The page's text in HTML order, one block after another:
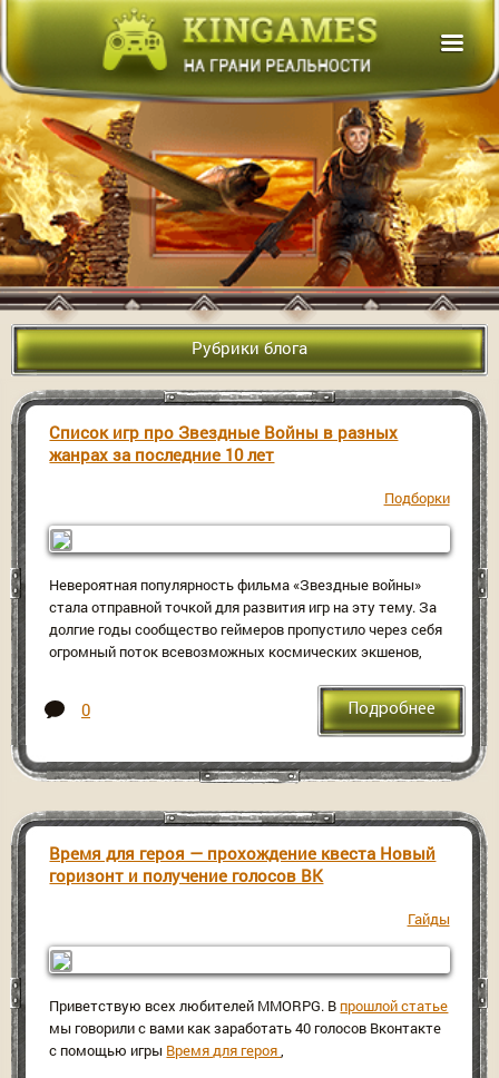
Рубрики блога
Список игр про Звездные Войны в разных
жанрах за последние 10 лет
Подборки
Невероятная популярность фильма «Звездные войны»
стала отправной точкой для развития игр на эту тему. За
долгие годы сообщество геймеров пропустило через себя
огромный поток всевозможных космических экшенов,
0 Подробнее
Время для героя — прохождение квеста Новый
горизонт и получение голосов ВК
Гайды
Приветствую всех любителей MMORPG. Впрошлой статье
мы говорили с вами как заработать 40 голосов Вконтакте
с помощью игры Время для героя,